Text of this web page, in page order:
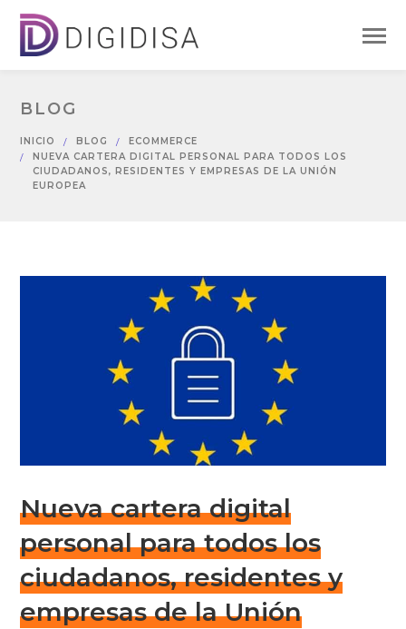
BLOG
INICIO BLOG
ECOMMERCE
NUEVA CARTERA DIGITAL PERSONAL PARA TODOS LOS
CIUDADANOS, RESIDENTES Y EMPRESAS DE LA UNIÓN
EUROPEA
Nueva cartera digital
personal para todos los
ciudadanos, residentes y
empresas de la Unión